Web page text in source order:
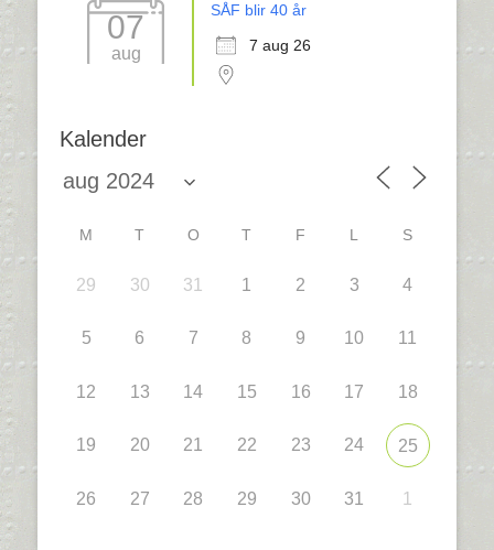
07
aug
SÅF blir 40 år
7 aug 26
Kalender
M T O T F L S
29 30 31 1 2 3 4
5 6 7 8 9 10 11
12 13 14 15 16 17 18
19 20 21 22 23 24 25
26 27 28 29 30 31 1